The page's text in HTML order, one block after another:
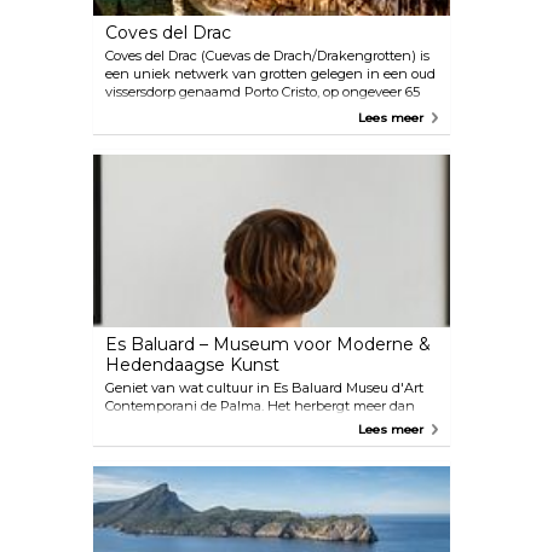
Coves del Drac
Coves del Drac (Cuevas de Drach/Drakengrotten) is
een uniek netwerk van grotten gelegen in een oud
vissersdorp genaamd Porto Cristo, op ongeveer 65
kilometer van Palma. Ga ondergronds en bezoek dit
klassiek muziekconcert de magische setting
Lees meer
Es Baluard – Museum voor Moderne &
Hedendaagse Kunst
Geniet van wat cultuur in Es Baluard Museu d'Art
Contemporani de Palma. Het herbergt meer dan
700 kunstwerken die zijn gemaakt door Baleriac-
kunstenaars van internationale faam, van het
Lees meer